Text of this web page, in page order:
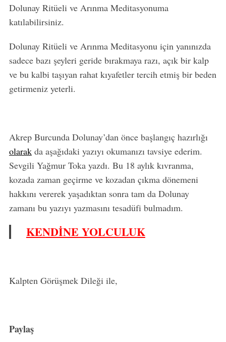
Dolunay Ritüeli ve Arınma Meditasyonuma
katılabilirsiniz.
Dolunay Ritüeli ve Arınma Meditasyonu için yanınızda
sadece bazı şeyleri geride bırakmaya razı, açık bir kalp
ve bu kalbi taşıyan rahat kıyafetler tercih etmiş bir beden
getirmeniz yeterli.
Akrep Burcunda Dolunay’dan önce başlangıç hazırlığı
olarakda aşağıdaki yazıyı okumanızı tavsiye ederim.
Sevgili Yağmur Toka yazdı. Bu 18 aylık kıvranma,
kozada zaman geçirme ve kozadan çıkma dönemeni
hakkını vererek yaşadıktan sonra tam da Dolunay
zamanı bu yazıyı yazmasını tesadüfi bulmadım.
KENDİNE YOLCULUK
Kalpten Görüşmek Dileği ile,
Paylaş